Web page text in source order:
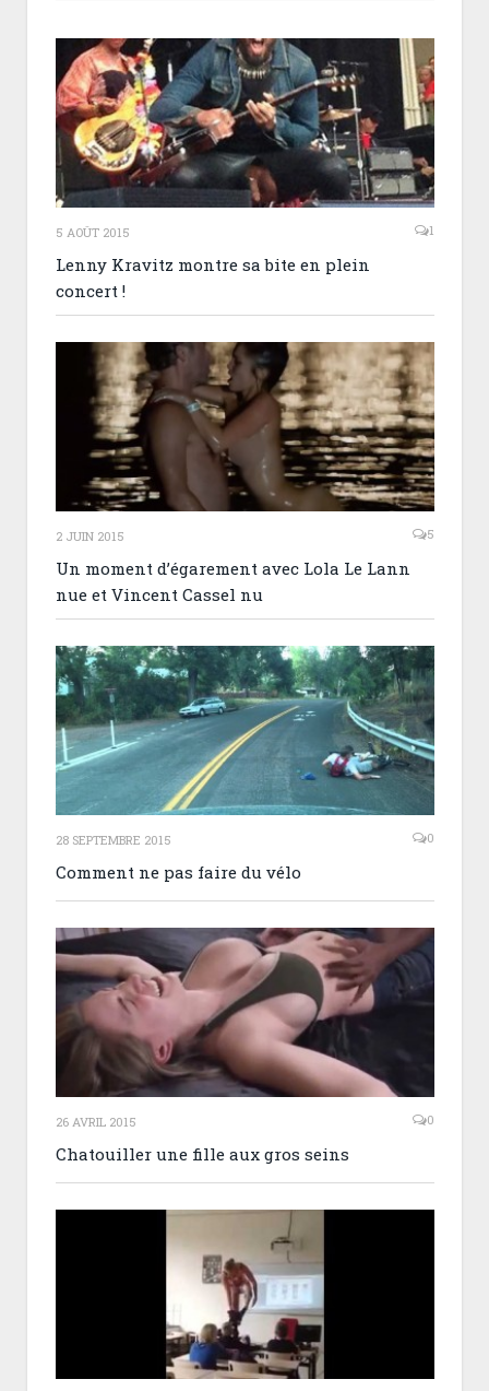
5 AOÛT 2015 1
Lenny Kravitz montre sa bite en plein
concert !
2 JUIN 2015 5
Un moment d’égarement avec Lola Le Lann
nue et Vincent Cassel nu
28 SEPTEMBRE 2015 0
Comment ne pas faire du vélo
26 AVRIL 2015 0
Chatouiller une fille aux gros seins